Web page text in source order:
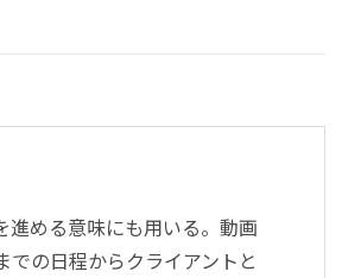
進める意味にも用いる。動画
の日程からクライアントと